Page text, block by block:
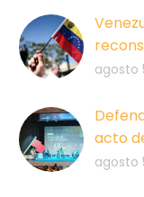
agosto
acto
agosto